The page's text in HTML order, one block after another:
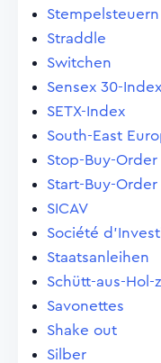
Stempelsteuern
Straddle
Switchen
Sensex 30-Index
SETX-Index
South-East
Stop-Buy-Order
Start-Buy-Order
SICAV
Société
Staatsanleihen
Schütt-aus-Hol-
Savonettes
Shake out
Silber